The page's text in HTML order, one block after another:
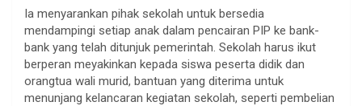
Ia menyarankan pihak sekolah untuk bersedia
mendampingi setiap anak dalam pencairan PIP ke bank-
bank yang telah ditunjuk pemerintah. Sekolah harus ikut
berperan meyakinkan kepada siswa peserta didik dan
orangtua wali murid, bantuan yang diterima untuk
menunjang kelancaran kegiatan sekolah, seperti pembelian